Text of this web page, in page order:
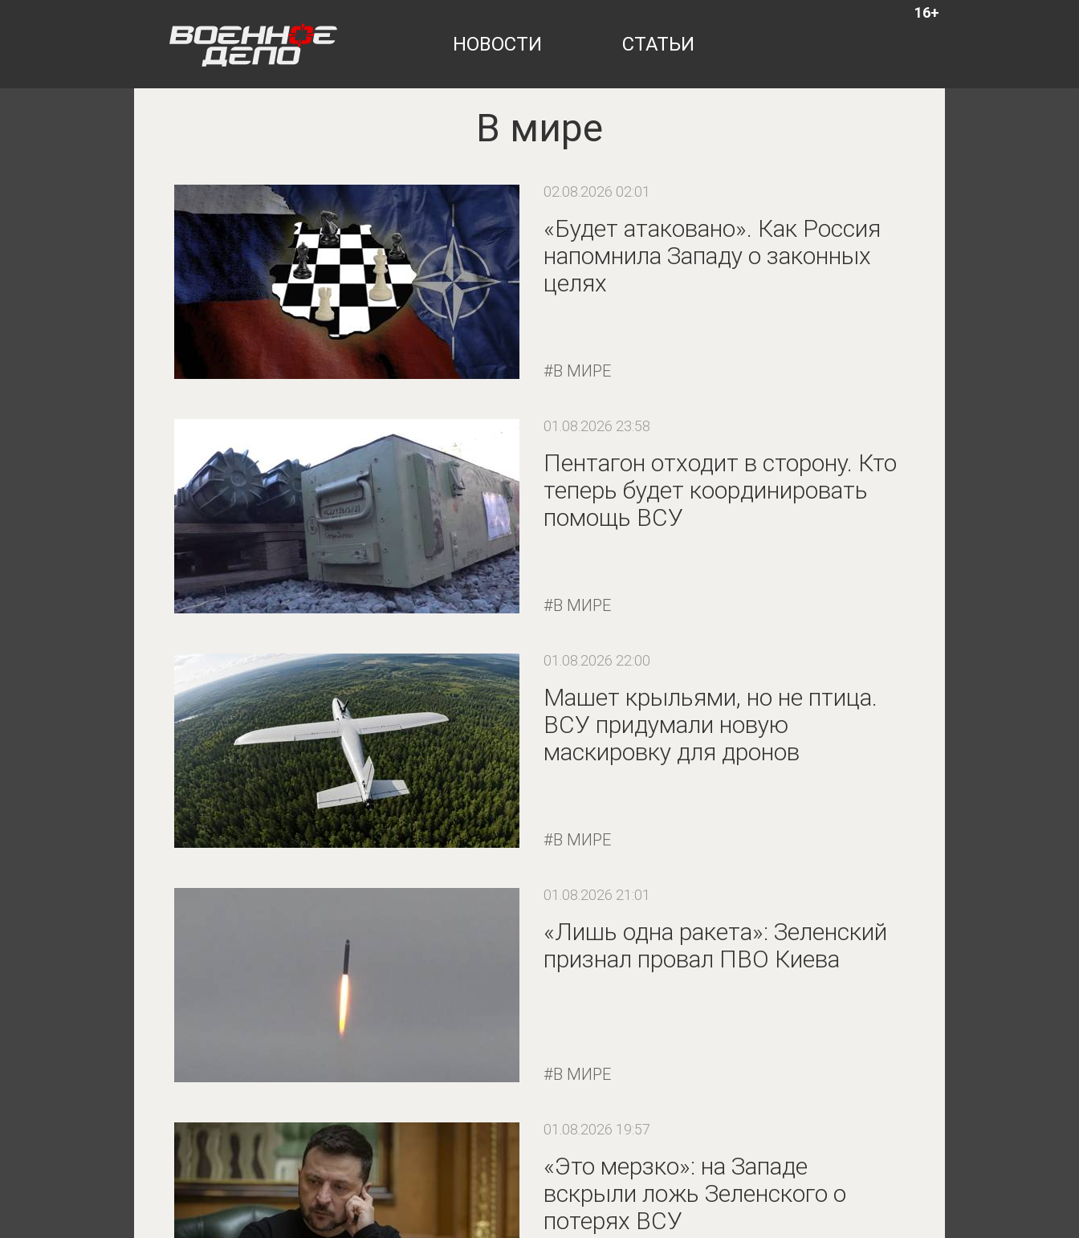
16+
НОВОСТИ СТАТЬИ
В мире
02.08.2026 02:01
«Будет атаковано». Как Россия
напомнила Западу о законных
целях
В МИРЕ
01.08.2026 23:58
Пентагон отходит в сторону. Кто
теперь будет координировать
помощь ВСУ
В МИРЕ
01.08.2026 22:00
Машет крыльями, но не птица.
ВСУ придумали новую
маскировку для дронов
В МИРЕ
01.08.2026 21:01
«Лишь одна ракета»: Зеленский
признал провал ПВО Киева
В МИРЕ
01.08.2026 19:57
«Это мерзко»: на Западе
вскрыли ложь Зеленского о
потерях ВСУ